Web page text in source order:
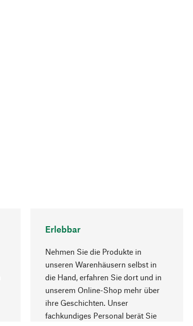
Erlebbar
Nehmen Sie die Produkte in
unseren Warenhäusern selbst in
die Hand, erfahren Sie dort und in
unserem Online-Shop mehr über
ihre Geschichten. Unser
fachkundiges Personal berät Sie